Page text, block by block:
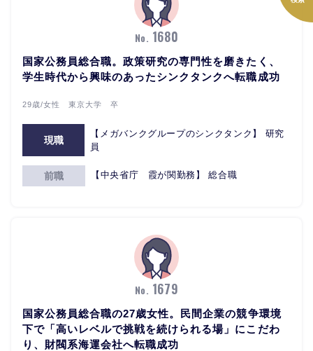
No. 1680
国家公務員総合職。政策研究の専門性を磨きたく、
学生時代から興味のあったシンクタンクへ転職成功
29歳/女性 東京大学 卒
現職
【メガバンクグループのシンクタンク】 研究
員
前職 【中央省庁 霞が関勤務】 総合職
No. 1679
国家公務員総合職の27歳女性。民間企業の競争環境
下で「高いレベルで挑戦を続けられる場」にこだわ
り、財閥系海運会社へ転職成功